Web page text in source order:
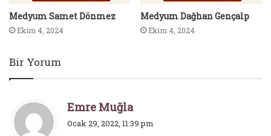
Medyum Samet Dönmez
Ekim 4, 2024
Medyum Dağhan Gençalp
Ekim 4, 2024
Bir Yorum
Emre Muğla
Ocak 29, 2022, 11:39 pm